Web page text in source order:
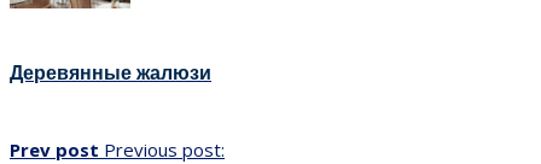
Деревянные жалюзи
Prev post Previous post: